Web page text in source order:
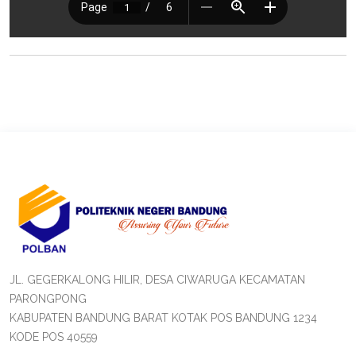
JL. GEGERKALONG HILIR, DESA CIWARUGA KECAMATAN
PARONGPONG
KABUPATEN BANDUNG BARAT KOTAK POS BANDUNG 1234
KODE POS 40559